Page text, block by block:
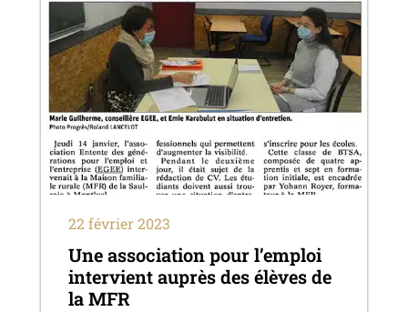
22 février 2023
Une association pour l’emploi
intervient auprès des élèves de
la MFR